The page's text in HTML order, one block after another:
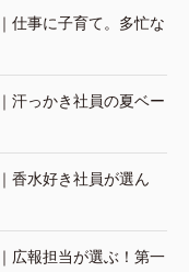
仕事に子育て。多忙な
汗っかき社員の夏ベー
香水好き社員が選ん
広報担当が選ぶ！第一